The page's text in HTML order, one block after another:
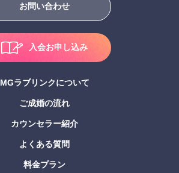
お問い合わせ
入会お申し込み
MGラブリンクについて
ご成婚の流れ
カウンセラー紹介
よくある質問
料金プラン